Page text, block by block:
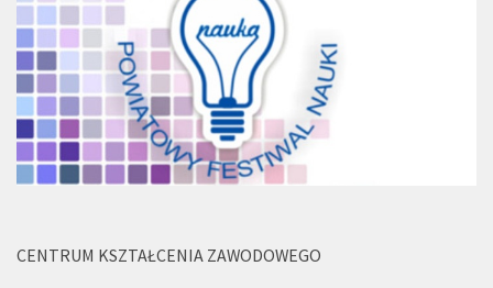
CENTRUM KSZTAŁCENIA ZAWODOWEGO